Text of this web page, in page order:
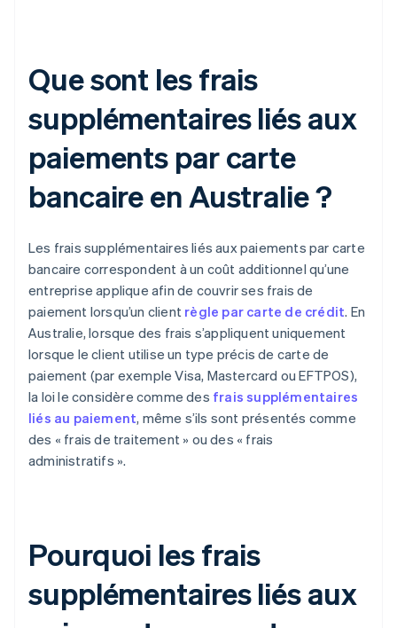
Que sont les frais
supplémentaires liés aux
paiements par carte
bancaire en Australie ?
Les frais supplémentaires liés aux paiements par carte
bancaire correspondent à un coût additionnel qu’une
entreprise applique afin de couvrir ses frais de
paiement lorsqu’un client règle par carte de crédit. En
Australie, lorsque des frais s’appliquent uniquement
lorsque le client utilise un type précis de carte de
paiement (par exemple Visa, Mastercard ou EFTPOS),
la loi le considère comme des frais supplémentaires
liés au paiement, même s’ils sont présentés comme
des « frais de traitement » ou des « frais
administratifs ».
Pourquoi les frais
supplémentaires liés aux